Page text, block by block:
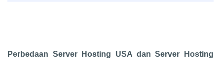
Perbedaan Server Hosting USA dan Server Hosting